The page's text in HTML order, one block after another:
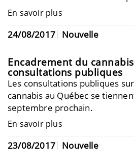
En savoir plus
24/08/2017 Nouvelle
Encadrement du
consultations publiques
Les consultations publiques
cannabis au Québec se
septembre prochain.
En savoir plus
23/08/2017 Nouvelle